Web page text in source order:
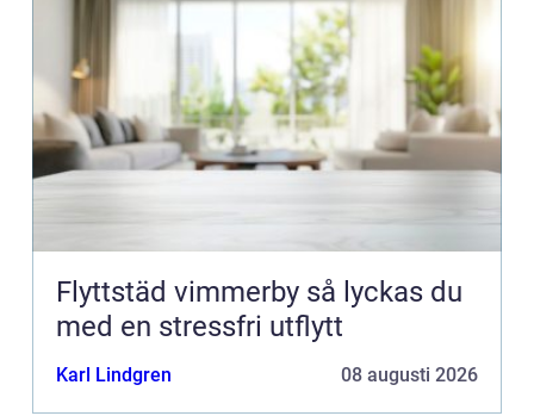
Flyttstäd vimmerby så lyckas du
med en stressfri utflytt
Karl Lindgren 08 augusti 2026